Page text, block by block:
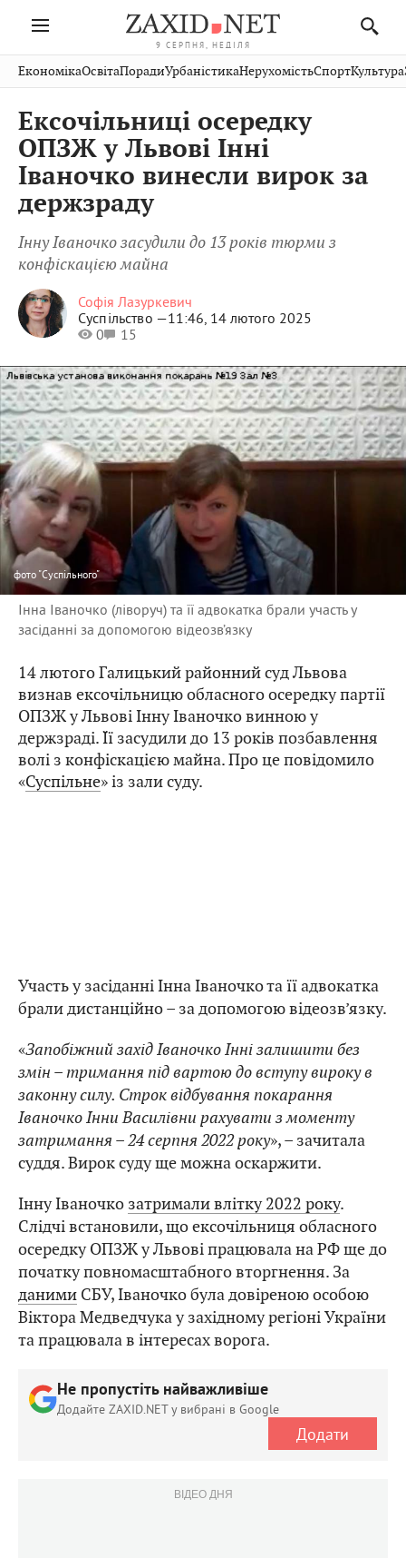
9 СЕРПНЯ, НЕДІЛЯ
Івано-
Франківськ
Тернопіль
Волинь
Закарпаття
Рівне
Чернівці
Шептицький
Стрий
Хмельницький
Публікації
Авто СловкоКультура
Кіно Дім Спорт
ФотоОсвіта
тварини
ЕкономікаОсвітаПорадиУрбаністикаНерухомістьСпортКультура
Ексочільниці осередку
ОПЗЖ у Львові Інні
Іваночко винесли вирок за
держзраду
Інну Іваночко засудили до 13 років тюрми з
конфіскацією майна
Софія Лазуркевич
Суспільство —11:46, 14 лютого 2025
0
15
фото "Суспільного"
Інна Іваночко (ліворуч) та її адвокатка брали участь у
засіданні за допомогою відеозв’язку
14 лютого Галицький районний суд Львова
визнав ексочільницю обласного осередку партії
ОПЗЖ у Львові Інну Іваночко винною у
держзраді. Її засудили до 13 років позбавлення
волі з конфіскацією майна. Про це повідомило
«Суспільне» із зали суду.
Участь у засіданні Інна Іваночко та її адвокатка
брали дистанційно – за допомогою відеозв’язку.
«Запобіжний захід Іваночко Інні залишити без
змін – тримання під вартою до вступу вироку в
законну силу. Строк відбування покарання
Іваночко Інни Василівни рахувати з моменту
затримання – 24 серпня 2022 року», – зачитала
суддя. Вирок суду ще можна оскаржити.
Інну Іваночко затримали влітку 2022 року.
Слідчі встановили, що ексочільниця обласного
осередку ОПЗЖ у Львові працювала на РФ ще до
початку повномасштабного вторгнення. За
даними СБУ, Іваночко була довіреною особою
Віктора Медведчука у західному регіоні України
та працювала в інтересах ворога.
Не пропустіть найважливіше
Додайте ZAXID.NET у вибрані в Google
Додати
ВІДЕО ДНЯ